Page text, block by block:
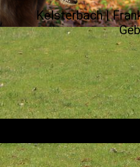
Kelsterbach |